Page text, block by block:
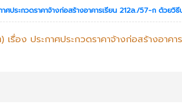
ศประกวดราคาจ้างก่อสร้างอาคารเรียน 212ล./57-ก ด้วย
เรื่อง ประกาศประกวดราคาจ้างก่อสร้างอา